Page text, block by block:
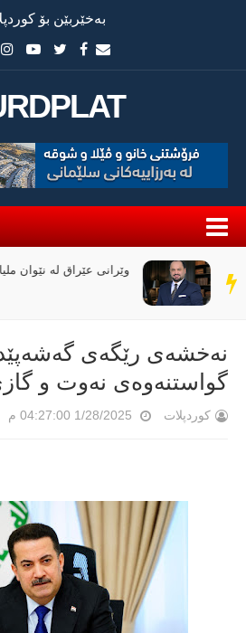
بەخێربێن بۆ
سەر
دێڕ
وێرانی عێراق لە نێوان
نەخشەى رێگەى
گواستنەوەى نەوت و
کوردپلات 1/28/2025 04:27:00 م